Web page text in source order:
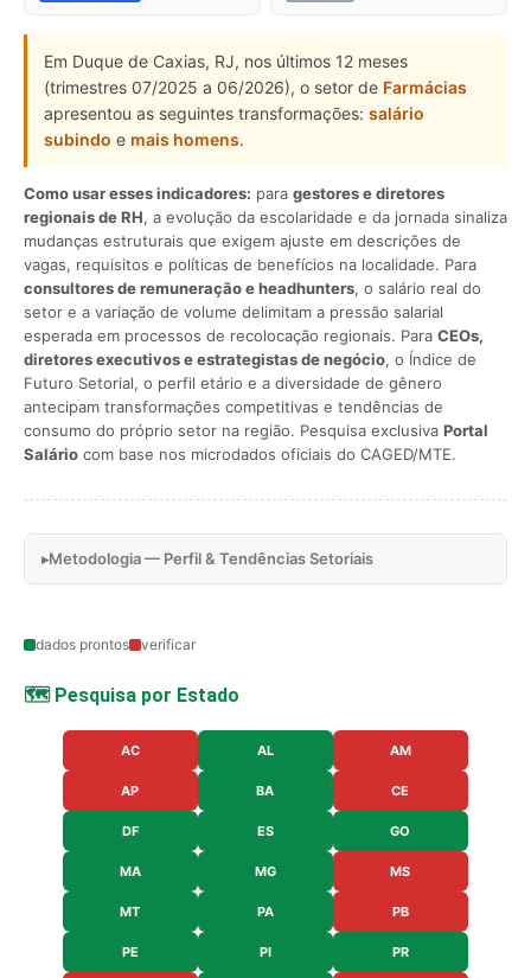
Em Duque de Caxias, RJ, nos últimos 12 meses
(trimestres 07/2025 a 06/2026), o setor de Farmácias
apresentou as seguintes transformações: salário
subindo e mais homens.
Como usar esses indicadores: para gestores e diretores
regionais de RH, a evolução da escolaridade e da jornada sinaliza
mudanças estruturais que exigem ajuste em descrições de
vagas, requisitos e políticas de benefícios na localidade. Para
consultores de remuneração e headhunters, o salário real do
setor e a variação de volume delimitam a pressão salarial
esperada em processos de recolocação regionais. Para CEOs,
diretores executivos e estrategistas de negócio, o Índice de
Futuro Setorial, o perfil etário e a diversidade de gênero
antecipam transformações competitivas e tendências de
consumo do próprio setor na região. Pesquisa exclusiva Portal
Salário com base nos microdados oficiais do CAGED/MTE.
Metodologia — Perfil & Tendências Setoriais
dados prontos verificar
🗺️ Pesquisa por Estado
AC AL AM
AP BA CE
DF ES GO
MA MG MS
MT PA PB
PE PI PR